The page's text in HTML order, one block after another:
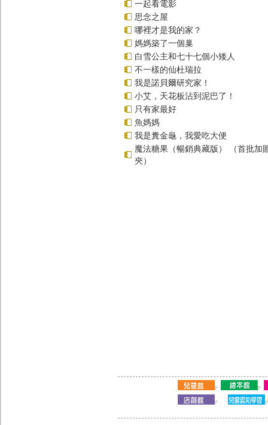
一起看電影
思念之屋
哪裡才是我的家？
媽媽築了一個巢
白雪公主和七十七個小矮人
不一樣的仙杜瑞拉
我是諾貝爾研究家！
小艾，天花板沾到泥巴了！
只有家最好
魚媽媽
我是糞金龜，我愛吃大便
魔法糖果（暢銷典藏版） （首批加
夾）